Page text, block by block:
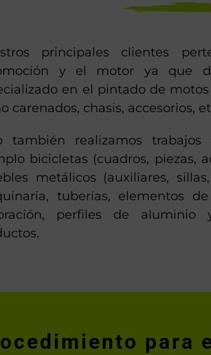
principales clientes
y el motor ya que
en el pintado de
carenados, chasis, accesorios,
también realizamos
bicicletas (cuadros, piezas,
metálicos (auxiliares,
tuberías, elementos
perfiles de
para